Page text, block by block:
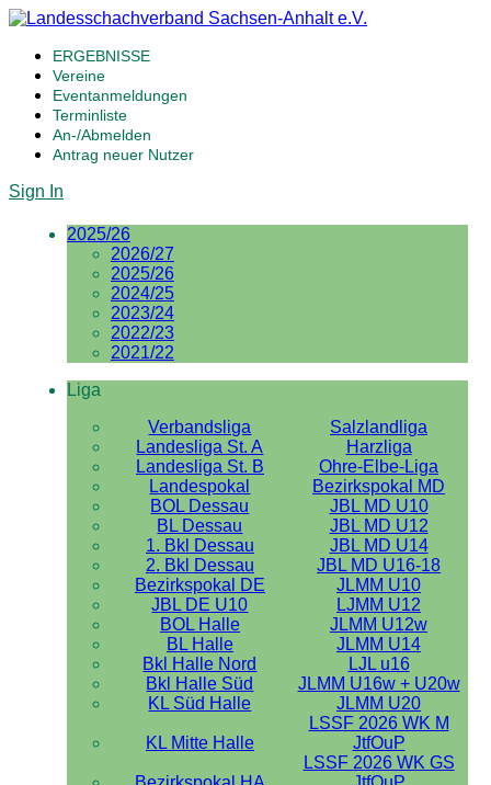
ERGEBNISSE
Vereine
Eventanmeldungen
Terminliste
An-/Abmelden
Antrag neuer Nutzer
Sign In
2025/26
2026/27
2025/26
2024/25
2023/24
2022/23
2021/22
Liga
Verbandsliga
Salzlandliga
Landesliga St. A
Harzliga
Landesliga St. B
Ohre-Elbe-Liga
Landespokal
Bezirkspokal MD
BOL Dessau
JBL MD U10
BL Dessau
JBL MD U12
1. Bkl Dessau
JBL MD U14
2. Bkl Dessau
JBL MD U16-18
Bezirkspokal DE
JLMM U10
JBL DE U10
LJMM U12
BOL Halle
JLMM U12w
BL Halle
JLMM U14
Bkl Halle Nord
LJL u16
Bkl Halle Süd
JLMM U16w + U20w
KL Süd Halle
JLMM U20
KL Mitte Halle
LSSF 2026 WK M
JtfOuP
LSSF 2026 WK GS